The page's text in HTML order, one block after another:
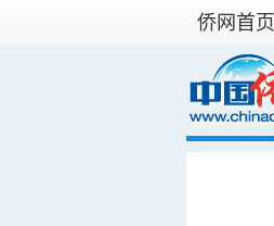
侨网首页